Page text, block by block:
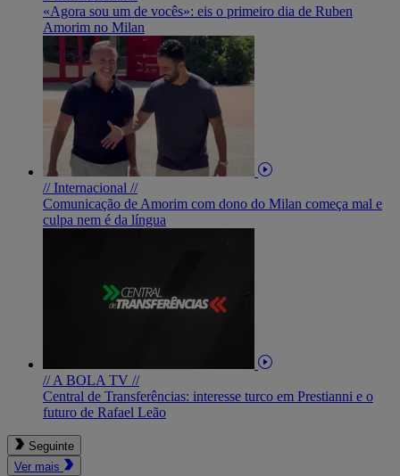
«Agora sou um de vocês»: eis o primeiro dia de Ruben
Amorim no Milan
// Internacional //
Comunicação de Amorim com dono do Milan começa mal e
culpa nem é da língua
// A BOLA TV //
Central de Transferências: interesse turco em Prestianni e o
futuro de Rafael Leão
Seguinte
Ver mais